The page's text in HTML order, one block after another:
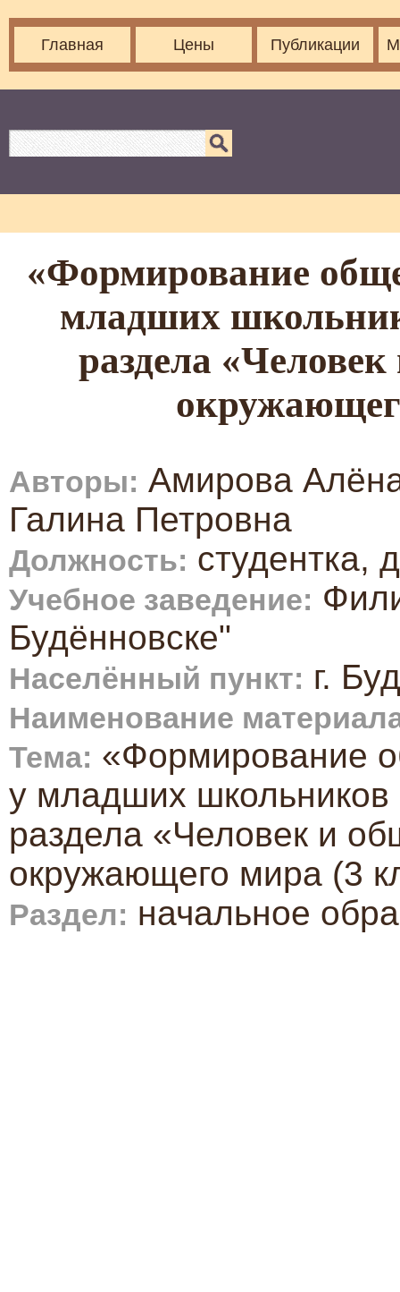
Главная Цены Публикации
«Формирование
младших
раздела
Авторы: Амирова
Галина Петровна
Должность: студентка,
Учебное заведение:
Будённовске"
Населённый пункт: г.
Наименование
Тема: «Формирование
у младших школьников
раздела «Человек и
окружающего мира (3
Раздел: начальное